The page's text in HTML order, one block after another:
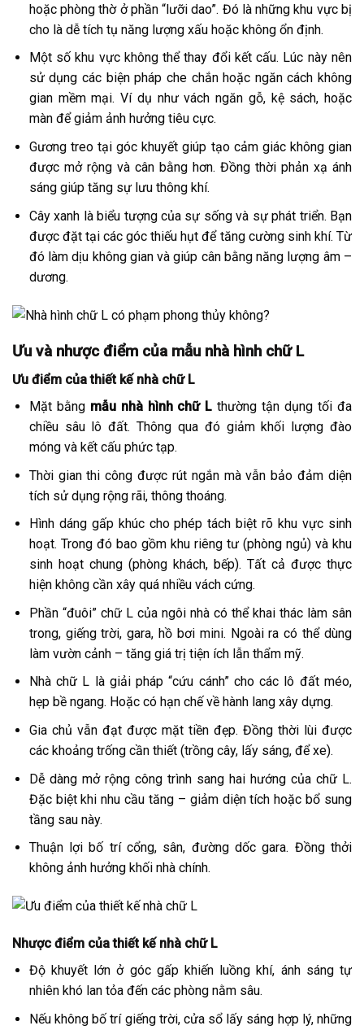
hoặc phòng thờ ở phần “lưỡi dao”. Đó là những khu vực bị
cho là dễ tích tụ năng lượng xấu hoặc không ổn định.
Một số khu vực không thể thay đổi kết cấu. Lúc này nên
sử dụng các biện pháp che chắn hoặc ngăn cách không
gian mềm mại. Ví dụ như vách ngăn gỗ, kệ sách, hoặc
màn để giảm ảnh hưởng tiêu cực.
Gương treo tại góc khuyết giúp tạo cảm giác không gian
được mở rộng và cân bằng hơn. Đồng thời phản xạ ánh
sáng giúp tăng sự lưu thông khí.
Cây xanh là biểu tượng của sự sống và sự phát triển. Bạn
được đặt tại các góc thiếu hụt để tăng cường sinh khí. Từ
đó làm dịu không gian và giúp cân bằng năng lượng âm –
dương.
Ưu và nhược điểm của mẫu nhà hình chữ L
Ưu điểm của thiết kế nhà chữ L
Mặt bằng mẫu nhà hình chữ L thường tận dụng tối đa
chiều sâu lô đất. Thông qua đó giảm khối lượng đào
móng và kết cấu phức tạp.
Thời gian thi công được rút ngắn mà vẫn bảo đảm diện
tích sử dụng rộng rãi, thông thoáng.
Hình dáng gấp khúc cho phép tách biệt rõ khu vực sinh
hoạt. Trong đó bao gồm khu riêng tư (phòng ngủ) và khu
sinh hoạt chung (phòng khách, bếp). Tất cả được thực
hiện không cần xây quá nhiều vách cứng.
Phần “đuôi” chữ L của ngôi nhà có thể khai thác làm sân
trong, giếng trời, gara, hồ bơi mini. Ngoài ra có thể dùng
làm vườn cảnh – tăng giá trị tiện ích lẫn thẩm mỹ.
Nhà chữ L là giải pháp “cứu cánh” cho các lô đất méo,
hẹp bề ngang. Hoặc có hạn chế về hành lang xây dựng.
Gia chủ vẫn đạt được mặt tiền đẹp. Đồng thời lùi được
các khoảng trống cần thiết (trồng cây, lấy sáng, để xe).
Dễ dàng mở rộng công trình sang hai hướng của chữ L.
Đặc biệt khi nhu cầu tăng – giảm diện tích hoặc bổ sung
tầng sau này.
Thuận lợi bố trí cổng, sân, đường dốc gara. Đồng thởi
không ảnh hưởng khối nhà chính.
Nhược điểm của thiết kế nhà chữ L
Độ khuyết lớn ở góc gấp khiến luồng khí, ánh sáng tự
nhiên khó lan tỏa đến các phòng nằm sâu.
Nếu không bố trí giếng trời, cửa sổ lấy sáng hợp lý, những